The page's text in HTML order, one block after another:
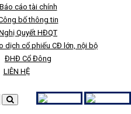
Báo cáo tài chính
bố thông tin
Quyết HĐQT
dịch cổ phiếu CĐ lớn, nội bộ
ĐHĐ Cổ Đông
LIÊN HỆ